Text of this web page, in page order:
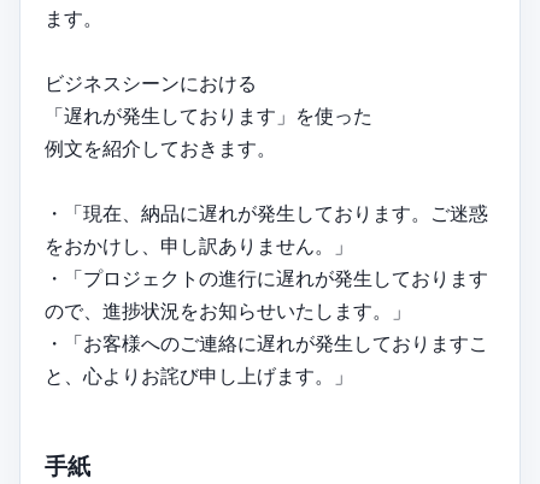
ます。
ビジネスシーンにおける
「遅れが発生しております」を使った
例文を紹介しておきます。
・「現在、納品に遅れが発生しております。ご迷惑
をおかけし、申し訳ありません。」
・「プロジェクトの進行に遅れが発生しております
ので、進捗状況をお知らせいたします。」
・「お客様へのご連絡に遅れが発生しておりますこ
と、心よりお詫び申し上げます。」
手紙